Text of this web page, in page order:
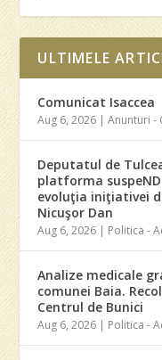
ULTIMELE
Comunicat Isaccea
Aug 6, 2026 |Anunturi -
Deputatul de
platforma
evoluţia iniţiativei
Nicuşor Dan
Aug 6, 2026 Politica -
Analize medicale
comunei Baia.
Centrul de Bunici
Aug 6, 2026 Politica -